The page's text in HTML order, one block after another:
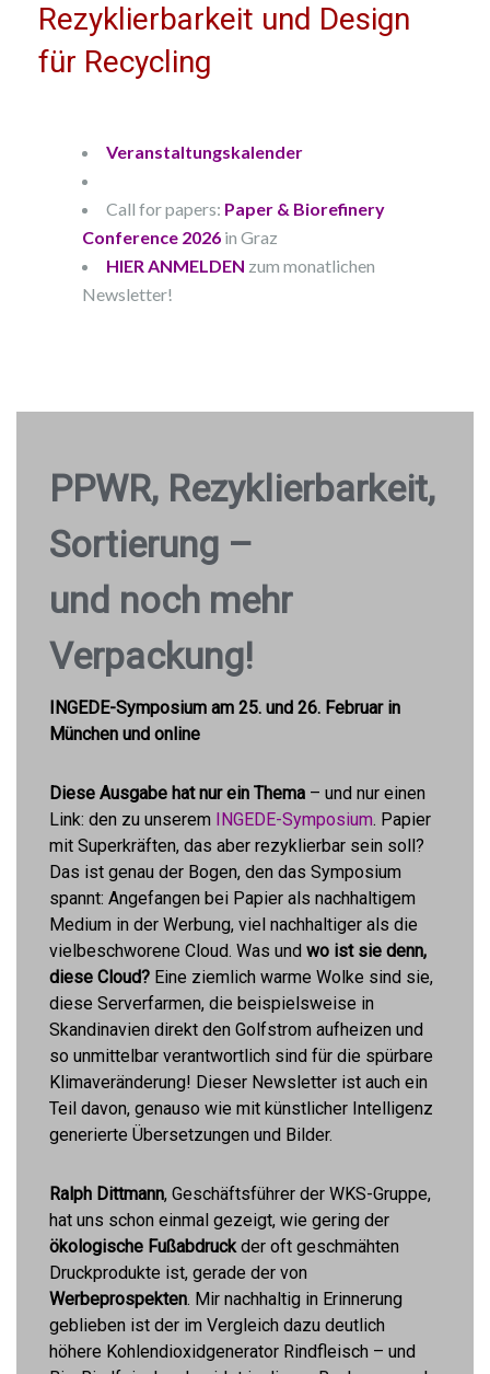
Rezyklierbarkeit und Design
für Recycling
Veranstaltungskalender
Call for papers: Paper & Biorefinery
Conference 2026 in Graz
HIER ANMELDEN zum monatlichen
Newsletter!
PPWR, Rezyklierbarkeit,
Sortierung –
und noch mehr
Verpackung!
INGEDE-Symposium am 25. und 26. Februar in
München und online
Diese Ausgabe hat nur ein Thema – und nur einen
Link: den zu unserem
INGEDE-Symposium. Papier
mit Superkräften, das aber rezyklierbar sein soll?
Das ist genau der Bogen, den das Symposium
spannt: Angefangen bei Papier als nachhaltigem
Medium in der Werbung, viel nachhaltiger als die
vielbeschworene Cloud. Was und wo ist sie denn,
diese Cloud? Eine ziemlich warme Wolke sind sie,
diese Serverfarmen, die beispielsweise in
Skandinavien direkt den Golfstrom aufheizen und
so unmittelbar verantwortlich sind für die spürbare
Klimaveränderung! Dieser Newsletter ist auch ein
Teil davon, genauso wie mit künstlicher Intelligenz
generierte Übersetzungen und Bilder.
Ralph Dittmann, Geschäftsführer der WKS-Gruppe,
hat uns schon einmal gezeigt, wie gering der
ökologische Fußabdruckder oft geschmähten
Druckprodukte ist, gerade der von
Werbeprospekten. Mir nachhaltig in Erinnerung
geblieben ist der im Vergleich dazu deutlich
höhere Kohlendioxidgenerator Rindfleisch – und